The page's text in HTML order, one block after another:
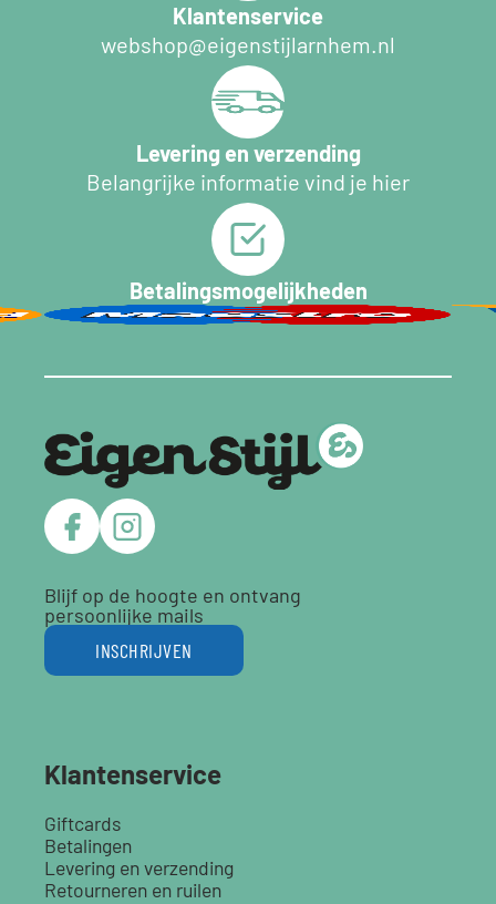
Klantenservice
webshop@eigenstijlarnhem.nl
Levering en verzending
Belangrijke informatie vind je hier
Betalingsmogelijkheden
Blijf op de hoogte en ontvang
persoonlijke mails
INSCHRIJVEN
Klantenservice
Giftcards
Betalingen
Levering en verzending
Retourneren en ruilen